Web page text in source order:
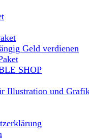
Geld verdienen
SHOP
Illustration und